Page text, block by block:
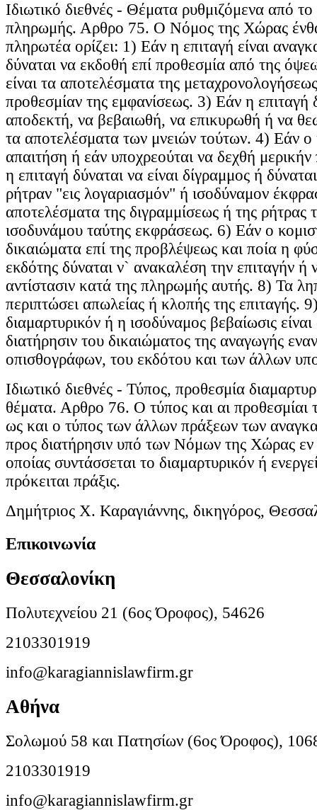
Ιδιωτικό διεθνές - Θέματα ρυθμιζόμενα από
πληρωμής. Αρθρο 75. Ο Νόμος της Χώρας ένθα
πληρωτέα ορίζει: 1) Εάν η επιταγή είναι
δύναται να εκδοθή επί προθεσμία από της
είναι τα αποτελέσματα της
προθεσμίαν της εμφανίσεως. 3) Εάν η επιταγή
αποδεκτή, να βεβαιωθή, να επικυρωθή ή να
τα αποτελέσματα των μνειών τούτων. 4) Εάν ο
απαιτήση ή εάν υποχρεούται να δεχθή
η επιταγή δύναται να είναι δίγραμμος ή
ρήτραν "εις λογαριασμόν" ή ισοδύναμον
αποτελέσματα της διγραμμίσεως ή της ρήτρας
ισοδυνάμου ταύτης εκφράσεως. 6) Εάν ο
δικαιώματα επί της προβλέψεως και ποία η
εκδότης δύναται ν` ανακαλέση την επιταγήν ή
αντίστασιν κατά της πληρωμής αυτής. 8) Τα
περιπτώσει απωλείας ή κλοπής της επιταγής.
διαμαρτυρικόν ή η ισοδύναμος βεβαίωσις
διατήρησιν του δικαιώματος της αναγωγής
οπισθογράφων, του εκδότου και των άλλων
Ιδιωτικό διεθνές - Τύπος, προθεσμία
θέματα. Αρθρο 76. Ο τύπος και αι προθεσμίαι
ως και ο τύπος των άλλων πράξεων των
προς διατήρησιν υπό των Νόμων της Χώρας εν
οποίας συντάσσεται το διαμαρτυρικόν ή
πρόκειται πράξις.
Δημήτριος Χ. Καραγιάννης, δικηγόρος,
Επικοινωνία
Θεσσαλονίκη
Πολυτεχνείου 21 (6ος Όροφος), 54626
2103301919
info@karagiannislawfirm.gr
Αθήνα
Σολωμού 58 και Πατησίων (6ος Όροφος),
2103301919
info@karagiannislawfirm.gr